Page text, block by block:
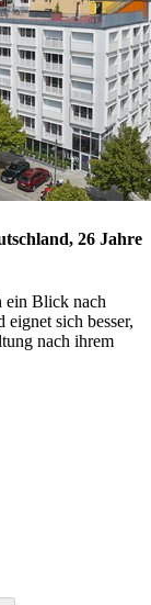
26 Jahre
ein Blick nach
sich besser,
nach ihrem